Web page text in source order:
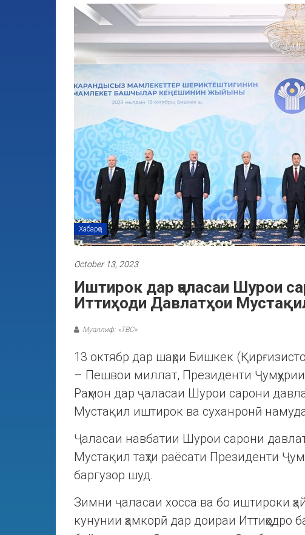
Хабарҳо
October 13, 2023
Иштирок дар ҷаласаи Шурои
Иттиҳоди Давлатҳои
Муаллиф: «ТВС»
13 октябр дар шаҳри Бишкек
– Пешвои миллат, Президенти
Раҳмон дар ҷаласаи Шурои сарони
Мустақил иштирок ва суханронӣ
Ҷаласаи навбатии Шурои сарони
Мустақил таҳти раёсати Президенти
баргузор шуд.
Зимни ҷаласаи хосса ва бо иштироки
кунунии ҳамкорӣ дар доираи Иттиҳодро